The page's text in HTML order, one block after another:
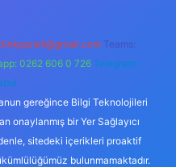
Teams:
0262 606 0 726 Telegram:
gereğince Bilgi Teknolojileri
onaylanmış bir Yer Sağlayıcı
sitedeki içerikleri proaktif
bulunmamaktadır.